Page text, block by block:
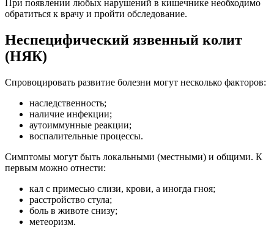
При появлении любых нарушений в кишечнике необходимо
обратиться к врачу и пройти обследование.
Неспецифический язвенный колит
(НЯК)
Спровоцировать развитие болезни могут несколько факторов:
наследственность;
наличие инфекции;
аутоиммунные реакции;
воспалительные процессы.
Симптомы могут быть локальными (местными) и общими. К
первым можно отнести:
кал с примесью слизи, крови, а иногда гноя;
расстройство стула;
боль в животе снизу;
метеоризм.